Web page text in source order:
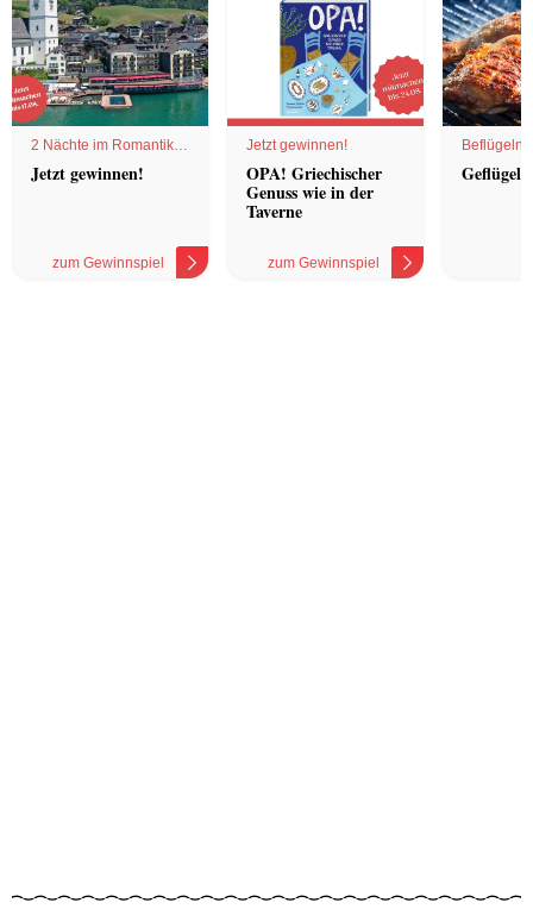
2 Nächte im Romantik
Jetzt gewinnen!
zum Gewinnspiel
Jetzt gewinnen!
OPA! Griechischer
Genuss wie in der
Taverne
zum Gewinnspiel
Geflügel